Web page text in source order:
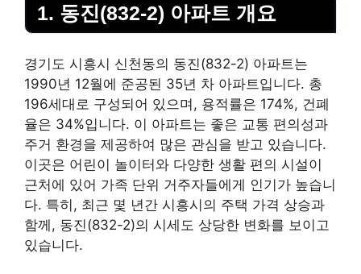
1. 동진(832-2) 아파트 개요
경기도 시흥시 신천동의 동진(832-2) 아파트는
1990년 12월에 준공된 35년 차 아파트입니다. 총
196세대로 구성되어 있으며, 용적률은 174%, 건폐
율은 34%입니다. 이 아파트는 좋은 교통 편의성과
주거 환경을 제공하여 많은 관심을 받고 있습니다.
이곳은 어린이 놀이터와 다양한 생활 편의 시설이
근처에 있어 가족 단위 거주자들에게 인기가 높습니
다. 특히, 최근 몇 년간 시흥시의 주택 가격 상승과
함께, 동진(832-2)의 시세도 상당한 변화를 보이고
있습니다.